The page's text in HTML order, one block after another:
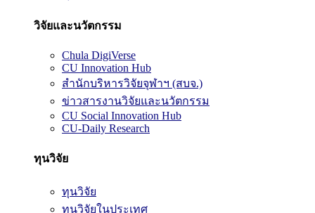
วิจัยและนวัตกรรม
Chula DigiVerse
CU Innovation Hub
สำนักบริหารวิจัยจุฬาฯ (สบจ.)
ข่าวสารงานวิจัยและนวัตกรรม
CU Social Innovation Hub
CU-Daily Research
ทุนวิจัย
ทุนวิจัย
ทุนวิจัยในประเทศ